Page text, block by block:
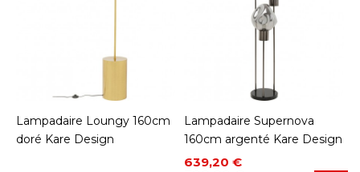
Lampadaire Loungy 160cm
doré Kare Design
Lampadaire Supernova
160cm argenté Kare Design
Prix
639,20 €
Prix de base